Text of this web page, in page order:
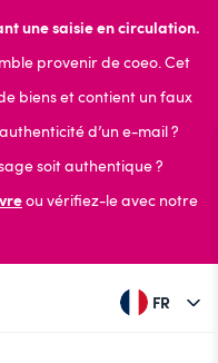
une saisie en circulation.
provenir de coeo. Cet
biens et contient un faux
d’un e-mail ?
soit authentique ?
ou vérifiez-le avec notre
FR